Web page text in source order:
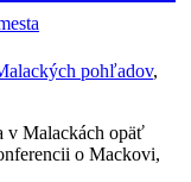
pohľadov,
v Malackách opäť
o Mackovi,